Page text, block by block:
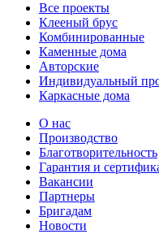
Все проекты
Клееный брус
Комбинированные
Каменные дома
Авторские
Индивидуальный
Каркасные дома
О нас
Производство
Благотворительность
Гарантия и
Вакансии
Партнеры
Бригадам
Новости